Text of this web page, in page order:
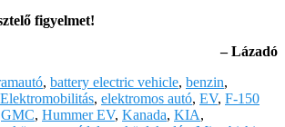
figyelmet!
– Lázadó
, battery electric vehicle, benzin,
Elektromobilitás, elektromos autó, EV, F-150
GMC, Hummer EV, Kanada, KIA,